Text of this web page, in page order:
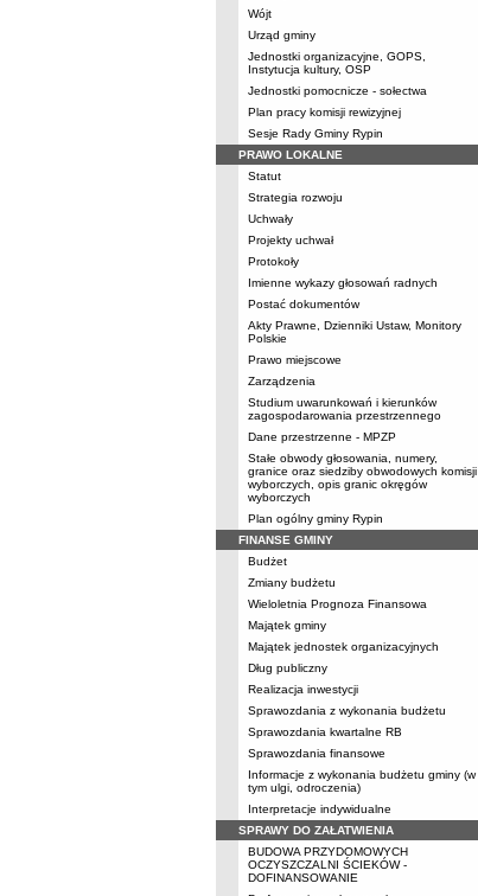
Wójt
Urząd gminy
Jednostki organizacyjne, GOPS,
Instytucja kultury, OSP
Jednostki pomocnicze - sołectwa
Plan pracy komisji rewizyjnej
Sesje Rady Gminy Rypin
PRAWO LOKALNE
Statut
Strategia rozwoju
Uchwały
Projekty uchwał
Protokoły
Imienne wykazy głosowań radnych
Postać dokumentów
Akty Prawne, Dzienniki Ustaw, Monitory
Polskie
Prawo miejscowe
Zarządzenia
Studium uwarunkowań i kierunków
zagospodarowania przestrzennego
Dane przestrzenne - MPZP
Stałe obwody głosowania, numery,
granice oraz siedziby obwodowych komisji
wyborczych, opis granic okręgów
wyborczych
Plan ogólny gminy Rypin
FINANSE GMINY
Budżet
Zmiany budżetu
Wieloletnia Prognoza Finansowa
Majątek gminy
Majątek jednostek organizacyjnych
Dług publiczny
Realizacja inwestycji
Sprawozdania z wykonania budżetu
Sprawozdania kwartalne RB
Sprawozdania finansowe
Informacje z wykonania budżetu gminy (w
tym ulgi, odroczenia)
Interpretacje indywidualne
SPRAWY DO ZAŁATWIENIA
BUDOWA PRZYDOMOWYCH
OCZYSZCZALNI ŚCIEKÓW -
DOFINANSOWANIE